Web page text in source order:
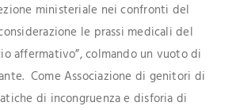
ministeriale nei confronti del
le prassi medicali del
affermativo”, colmando un vuoto di
Come Associazione di genitori di
di incongruenza e disforia di